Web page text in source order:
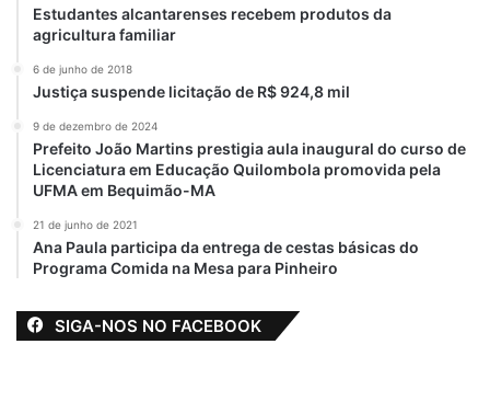
Estudantes alcantarenses recebem produtos da
agricultura familiar
6 de junho de 2018
Justiça suspende licitação de R$ 924,8 mil
9 de dezembro de 2024
Prefeito João Martins prestigia aula inaugural do curso de
Licenciatura em Educação Quilombola promovida pela
UFMA em Bequimão-MA
21 de junho de 2021
Ana Paula participa da entrega de cestas básicas do
Programa Comida na Mesa para Pinheiro
SIGA-NOS NO FACEBOOK